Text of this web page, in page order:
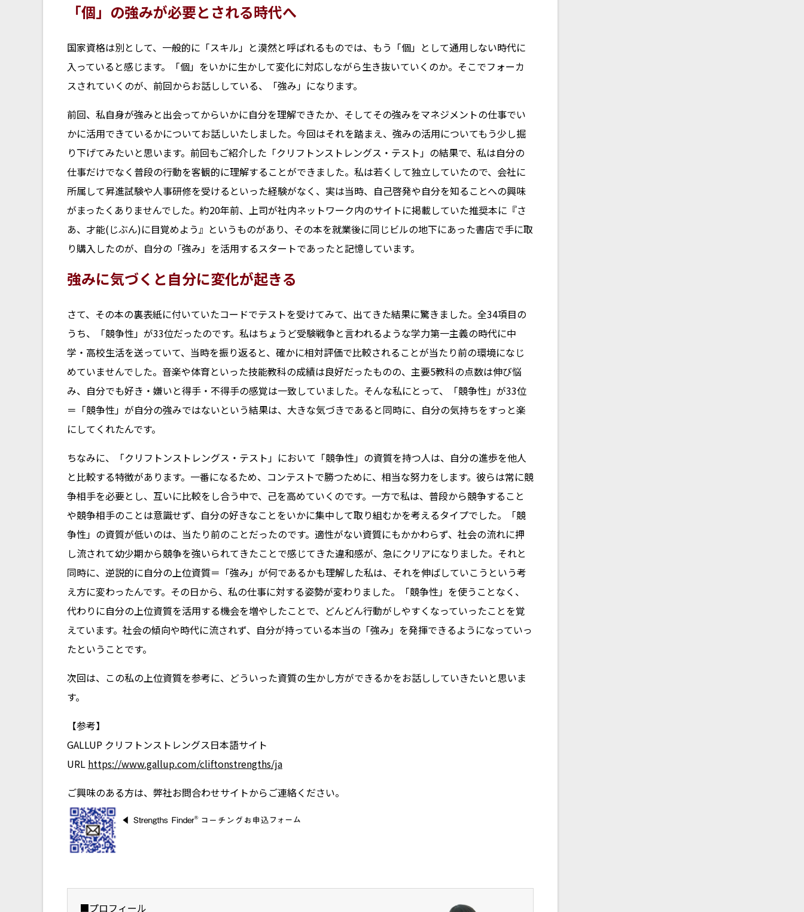
「個」の強みが必要とされる時代へ
国家資格は別として、一般的に「スキル」と漠然と呼ばれるものでは、もう「個」として通用しない時代に
入っていると感じます。「個」をいかに生かして変化に対応しながら生き抜いていくのか。そこでフォーカ
スされていくのが、前回からお話ししている、「強み」になります。
前回、私自身が強みと出会ってからいかに自分を理解できたか、そしてその強みをマネジメントの仕事でい
かに活用できているかについてお話しいたしました。今回はそれを踏まえ、強みの活用についてもう少し掘
り下げてみたいと思います。前回もご紹介した「クリフトンストレングス・テスト」の結果で、私は自分の
仕事だけでなく普段の行動を客観的に理解することができました。私は若くして独立していたので、会社に
所属して昇進試験や人事研修を受けるといった経験がなく、実は当時、自己啓発や自分を知ることへの興味
がまったくありませんでした。約20年前、上司が社内ネットワーク内のサイトに掲載していた推奨本に『さ
あ、才能(じぶん)に目覚めよう』というものがあり、その本を就業後に同じビルの地下にあった書店で手に取
り購入したのが、自分の「強み」を活用するスタートであったと記憶しています。
強みに気づくと自分に変化が起きる
さて、その本の裏表紙に付いていたコードでテストを受けてみて、出てきた結果に驚きました。全34項目の
うち、「競争性」が33位だったのです。私はちょうど受験戦争と言われるような学力第一主義の時代に中
学・高校生活を送っていて、当時を振り返ると、確かに相対評価で比較されることが当たり前の環境になじ
めていませんでした。音楽や体育といった技能教科の成績は良好だったものの、主要5教科の点数は伸び悩
み、自分でも好き・嫌いと得手・不得手の感覚は一致していました。そんな私にとって、「競争性」が33位
＝「競争性」が自分の強みではないという結果は、大きな気づきであると同時に、自分の気持ちをすっと楽
にしてくれたんです。
ちなみに、「クリフトンストレングス・テスト」において「競争性」の資質を持つ人は、自分の進歩を他人
と比較する特徴があります。一番になるため、コンテストで勝つために、相当な努力をします。彼らは常に競
争相手を必要とし、互いに比較をし合う中で、己を高めていくのです。一方で私は、普段から競争すること
や競争相手のことは意識せず、自分の好きなことをいかに集中して取り組むかを考えるタイプでした。「競
争性」の資質が低いのは、当たり前のことだったのです。適性がない資質にもかかわらず、社会の流れに押
し流されて幼少期から競争を強いられてきたことで感じてきた違和感が、急にクリアになりました。それと
同時に、逆説的に自分の上位資質＝「強み」が何であるかも理解した私は、それを伸ばしていこうという考
え方に変わったんです。その日から、私の仕事に対する姿勢が変わりました。「競争性」を使うことなく、
代わりに自分の上位資質を活用する機会を増やしたことで、どんどん行動がしやすくなっていったことを覚
えています。社会の傾向や時代に流されず、自分が持っている本当の「強み」を発揮できるようになっていっ
たということです。
次回は、この私の上位資質を参考に、どういった資質の生かし方ができるかをお話ししていきたいと思いま
す。
【参考】
GALLUP クリフトンストレングス日本語サイト
URL https://www.gallup.com/cliftonstrengths/ja
ご興味のある方は、弊社お問合わせサイトからご連絡ください。
■プロフィール